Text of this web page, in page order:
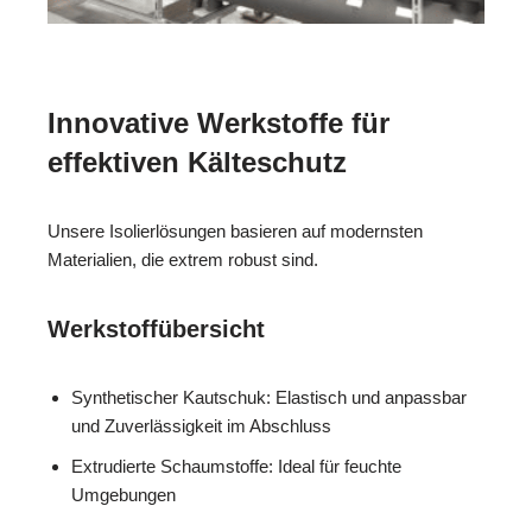
Innovative Werkstoffe für
effektiven Kälteschutz
Unsere Isolierlösungen basieren auf modernsten
Materialien, die extrem robust sind.
Werkstoffübersicht
Synthetischer Kautschuk: Elastisch und anpassbar
und Zuverlässigkeit im Abschluss
Extrudierte Schaumstoffe: Ideal für feuchte
Umgebungen